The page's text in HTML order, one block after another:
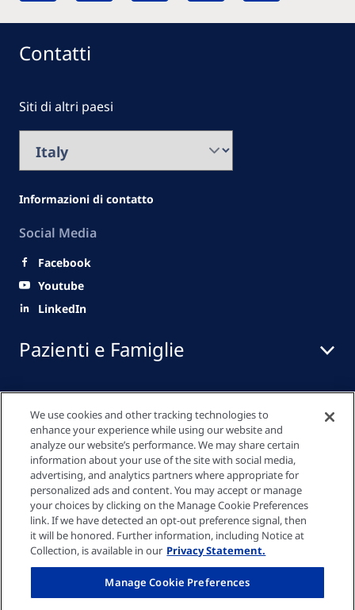
Pazienti e Famiglie
Professionisti Sanitari
Link veloci
Contatti
Siti di altri paesi
Informazioni di contatto
Social Media
Facebook
Youtube
LinkedIn
Informativa sulla privacy
Impostazioni dei cookie
We use cookies and other tracking technologies to
enhance your experience while using our website and
analyze our website’s performance. We may share certain
information about your use of the site with social media,
advertising, and analytics partners where appropriate for
personalized ads and content. You may accept or manage
your choices by clicking on the Manage Cookie Preferences
link. If we have detected an opt-out preference signal, then
it will be honored. Further information, including Notice at
Collection, is available in our Privacy Statement.
Manage Cookie Preferences